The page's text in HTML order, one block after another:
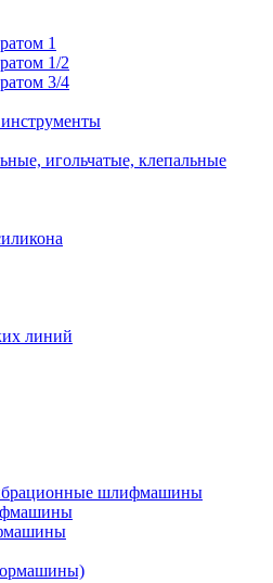
1
1/2
3/4
игольчатые, клепальные
линий
шлифмашины